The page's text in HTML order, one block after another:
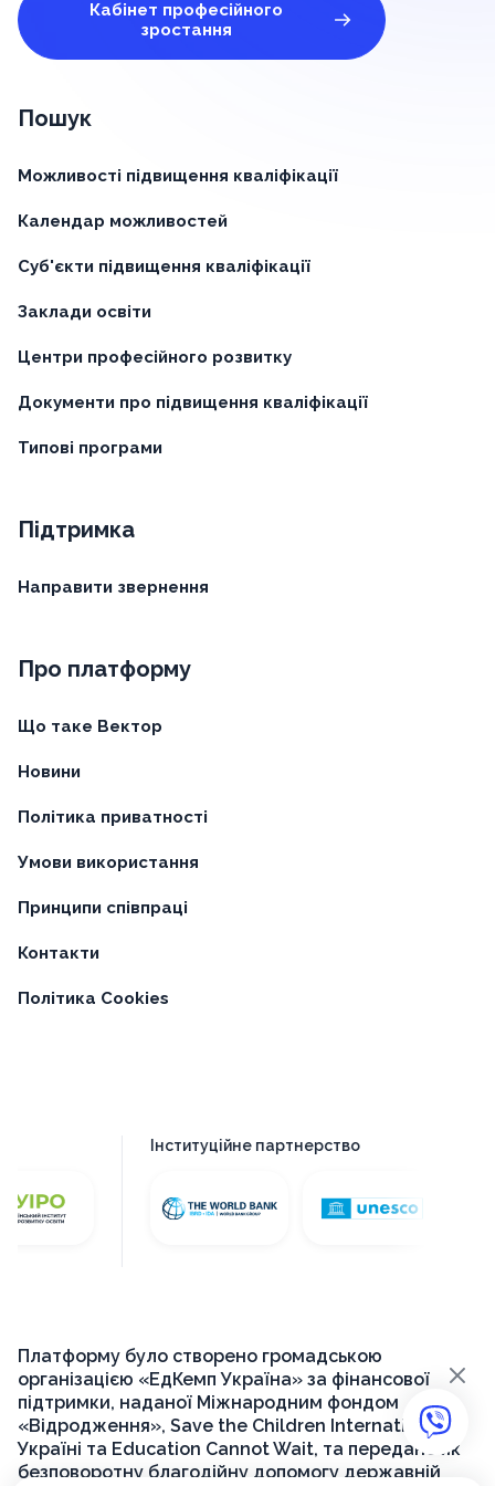
Кабінет професійного
зростання
Пошук
Можливості підвищення кваліфікації
Календар можливостей
Суб'єкти підвищення кваліфікації
Заклади освіти
Центри професійного розвитку
Документи про підвищення кваліфікації
Типові програми
Підтримка
Направити звернення
Про платформу
Що таке Вектор
Новини
Політика приватності
Умови використання
Принципи співпраці
Контакти
Політика Cookies
Інституційне партнерство
Платформу було створено громадською
організацією «ЕдКемп Україна» за фінансової
підтримки, наданої Міжнародним фондом
«Відродження», Save the Children International в
Україні та Education Cannot Wait, та передано як
безповоротну благодійну допомогу державній
×